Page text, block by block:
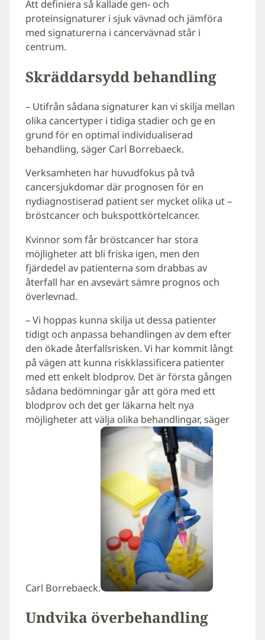
Att definiera så kallade gen- och
proteinsignaturer i sjuk vävnad och jämföra
med signaturerna i cancervävnad står i
centrum.
Skräddarsydd behandling
– Utifrån sådana signaturer kan vi skilja mellan
olika cancertyper i tidiga stadier och ge en
grund för en optimal individualiserad
behandling, säger Carl Borrebaeck.
Verksamheten har huvudfokus på två
cancersjukdomar där prognosen för en
nydiagnostiserad patient ser mycket olika ut –
bröstcancer och bukspottkörtelcancer.
Kvinnor som får bröstcancer har stora
möjligheter att bli friska igen, men den
fjärdedel av patienterna som drabbas av
återfall har en avsevärt sämre prognos och
överlevnad.
– Vi hoppas kunna skilja ut dessa patienter
tidigt och anpassa behandlingen av dem efter
den ökade återfallsrisken. Vi har kommit långt
på vägen att kunna riskklassificera patienter
med ett enkelt blodprov. Det är första gången
sådana bedömningar går att göra med ett
blodprov och det ger läkarna helt nya
möjligheter att välja olika behandlingar, säger
Carl Borrebaeck.
Undvika överbehandling